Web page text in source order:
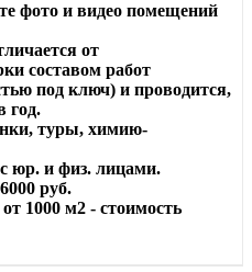
фото и видео помещений
от
составом работ
под ключ) и проводится,
год.
туры, химию-
юр. и физ. лицами.
руб.
1000 м2 - стоимость